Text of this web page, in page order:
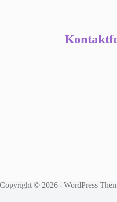
Copyright © 2026 - WordPress